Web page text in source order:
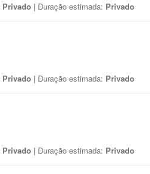
Privado | Duração estimada: Privado
Privado | Duração estimada: Privado
Privado | Duração estimada: Privado